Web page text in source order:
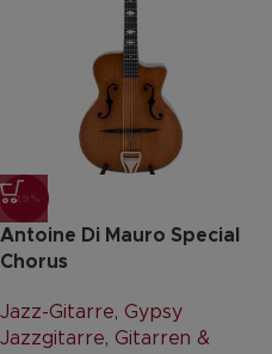
-29%
Antoine Di Mauro Special
Chorus
Jazz-Gitarre, Gypsy
Jazzgitarre, Gitarren &